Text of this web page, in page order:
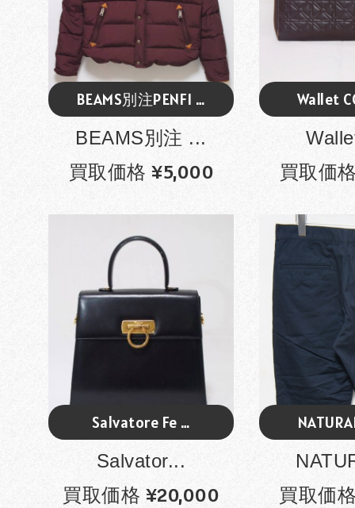
BEAMS別注PENFI …
BEAMS別注 ...
買取価格 ¥5,000
Wallet
買取価
Salvatore Fe …
Salvator...
買取価格 ¥20,000 買取価